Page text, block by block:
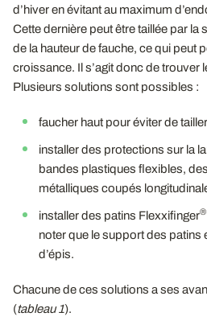
d’hiver en évitant au maximum
Cette dernière peut être taillée par la
de la hauteur de fauche, ce qui peut
croissance. Il s’agit donc de trouver
Plusieurs solutions sont possibles :
faucher haut pour éviter de
installer des protections sur la
bandes plastiques flexibles,
métalliques coupés
installer des patins Flexxifinger®
noter que le support des patins
d’épis.
Chacune de ces solutions a ses
(tableau 1).